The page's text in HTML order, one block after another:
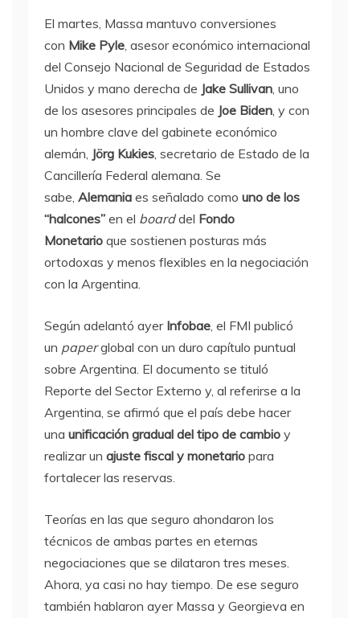
El martes, Massa mantuvo conversiones
con Mike Pyle, asesor económico internacional
del Consejo Nacional de Seguridad de Estados
Unidos y mano derecha de Jake Sullivan, uno
de los asesores principales de Joe Biden, y con
un hombre clave del gabinete económico
alemán, Jörg Kukies, secretario de Estado de la
Cancillería Federal alemana. Se
sabe, Alemania es señalado como uno de los
“halcones” en el boarddel Fondo
Monetario que sostienen posturas más
ortodoxas y menos flexibles en la negociación
con la Argentina.
Según adelantó ayer Infobae, el FMI publicó
un paperglobal con un duro capítulo puntual
sobre Argentina. El documento se tituló
Reporte del Sector Externo y, al referirse a la
Argentina, se afirmó que el país debe hacer
una unificación gradual del tipo de cambio y
realizar un ajuste fiscal y monetario para
fortalecer las reservas.
Teorías en las que seguro ahondaron los
técnicos de ambas partes en eternas
negociaciones que se dilataron tres meses.
Ahora, ya casi no hay tiempo. De ese seguro
también hablaron ayer Massa y Georgieva en